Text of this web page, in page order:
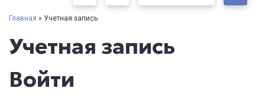
Главная » Учетная запись
Учетная запись
Войти